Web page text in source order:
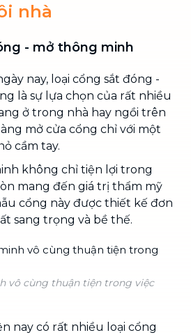
nhà
- mở thông minh
nay, loại cổng sắt đóng -
là sự lựa chọn của rất nhiều
ở trong nhà hay ngồi trên
mở cửa cổng chỉ với một
cầm tay.
không chỉ tiện lợi trong
mang đến giá trị thẩm mỹ
cổng này được thiết kế đơn
sang trọng và bề thế.
vô cùng thuận tiện trong việc
nay có rất nhiều loại cổng